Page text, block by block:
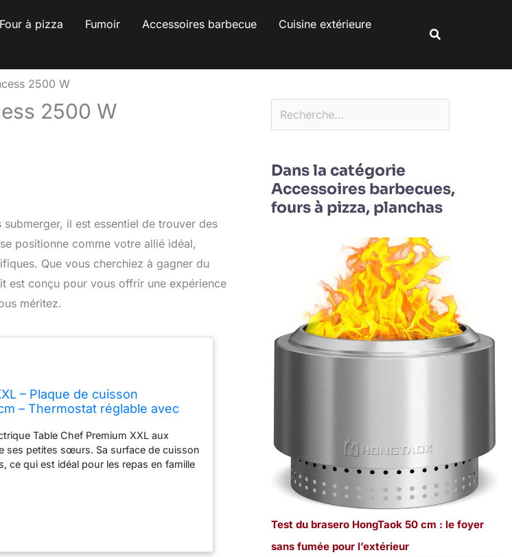
Four à pizza Fumoir Accessoires barbecue
Cuisine extérieure
Rechercher
2500 W
2500 W
il est essentiel de trouver des
positionne comme votre allié idéal,
Que vous cherchiez à gagner du
est conçu pour vous offrir une expérience
méritez.
– Plaque de cuisson
– Thermostat réglable avec
Table Chef Premium XXL aux
ses petites sœurs. Sa surface de cuisson
ce qui est idéal pour les repas en famille
facile. 4 spatules en bois sont incluses
sur son câble d'alimentation
température selon vos besoins et la
à une chaleur constante, pour une
2 500 W, cette plancha électrique
Dans la catégorie
Accessoires barbecues,
fours à pizza, planchas
Test du brasero HongTaok 50 cm : le foyer
sans fumée pour l’extérieur